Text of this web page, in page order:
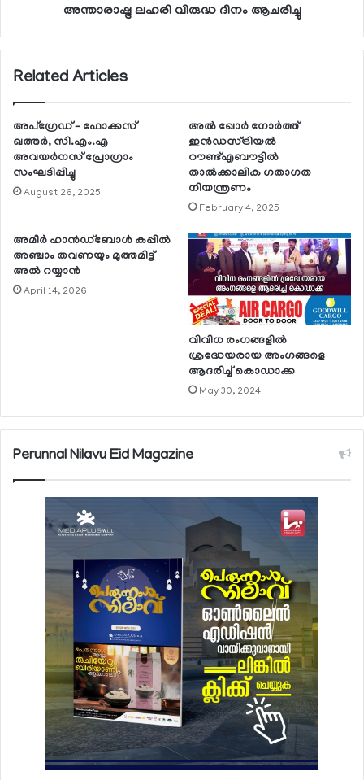
അന്താരാഷ്ട്ര ലഹരി വിരുദ്ധ ദിനം ആചരിച്ചു
Related Articles
അപ്‌ഗ്രേഡ് – ഫോക്കസ്
ഖത്തര്‍, സി.എം.എ
അവയര്‍നസ് പ്രോഗ്രാം
സംഘടിപ്പിച്ചു
August 26, 2025
അല്‍ ഖോര്‍ നോര്‍ത്ത്
ഇന്‍ഡസ്ട്രിയല്‍
റൗണ്ട്എബൗട്ടില്‍
താല്‍ക്കാലിക ഗതാഗത
നിയന്ത്രണം
February 4, 2025
അമീര്‍ ഹാന്‍ഡ്ബോള്‍ കപ്പില്‍
അഞ്ചാം തവണയും മുത്തമിട്ട്
അല്‍ റയ്യാന്‍
April 14, 2026
വിവിധ രംഗങ്ങളില്‍
ശ്രദ്ധേയരായ അംഗങ്ങളെ
ആദരിച്ച് കൊഡാക്ക
May 30, 2024
Perunnal Nilavu Eid Magazine